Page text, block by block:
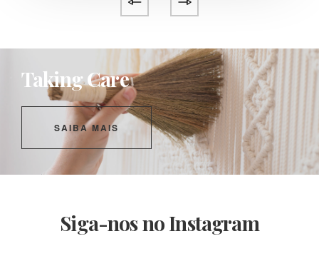
Taking Care
SAIBA MAIS
Siga-nos no Instagram